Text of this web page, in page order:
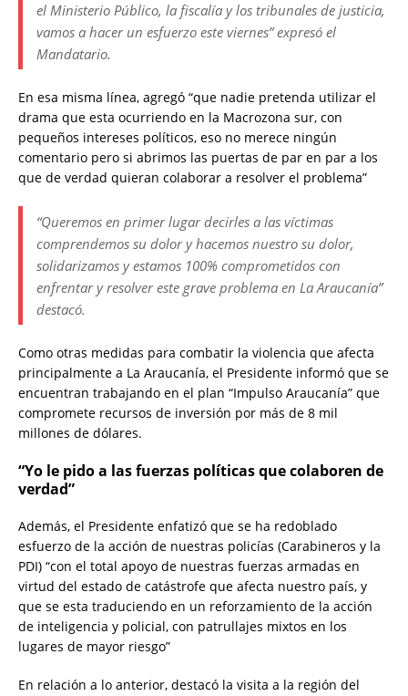
el Ministerio Público, la fiscalía y los tribunales de justicia,
vamos a hacer un esfuerzo este viernes” expresó el
Mandatario.
En esa misma línea, agregó “que nadie pretenda utilizar el
drama que esta ocurriendo en la Macrozona sur, con
pequeños intereses políticos, eso no merece ningún
comentario pero si abrimos las puertas de par en par a los
que de verdad quieran colaborar a resolver el problema”
“Queremos en primer lugar decirles a las víctimas
comprendemos su dolor y hacemos nuestro su dolor,
solidarizamos y estamos 100% comprometidos con
enfrentar y resolver este grave problema en La Araucanía”
destacó.
Como otras medidas para combatir la violencia que afecta
principalmente a La Araucanía, el Presidente informó que se
encuentran trabajando en el plan “Impulso Araucanía” que
compromete recursos de inversión por más de 8 mil
millones de dólares.
“Yo le pido a las fuerzas políticas que colaboren de
verdad”
Además, el Presidente enfatizó que se ha redoblado
esfuerzo de la acción de nuestras policías (Carabineros y la
PDI) “con el total apoyo de nuestras fuerzas armadas en
virtud del estado de catástrofe que afecta nuestro país, y
que se esta traduciendo en un reforzamiento de la acción
de inteligencia y policial, con patrullajes mixtos en los
lugares de mayor riesgo”
En relación a lo anterior, destacó la visita a la región del